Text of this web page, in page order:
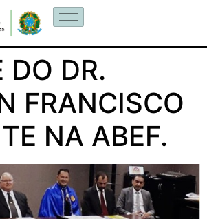
DO DR.
FRANCISCO
NA ABEF.